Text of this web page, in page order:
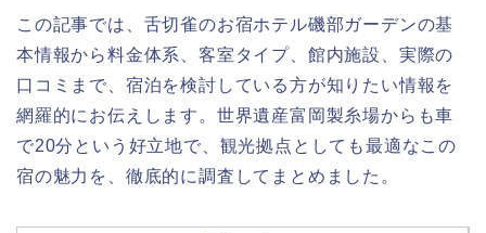
この記事では、舌切雀のお宿ホテル磯部ガーデンの基
本情報から料金体系、客室タイプ、館内施設、実際の
口コミまで、宿泊を検討している方が知りたい情報を
網羅的にお伝えします。世界遺産富岡製糸場からも車
で20分という好立地で、観光拠点としても最適なこの
宿の魅力を、徹底的に調査してまとめました。